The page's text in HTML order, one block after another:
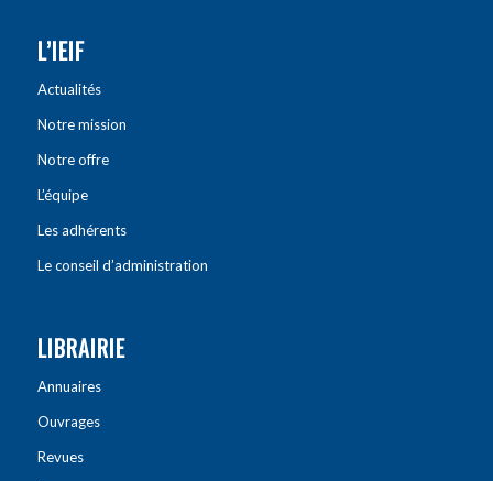
L’IEIF
Actualités
Notre mission
Notre offre
L’équipe
Les adhérents
Le conseil d’administration
LIBRAIRIE
Annuaires
Ouvrages
Revues